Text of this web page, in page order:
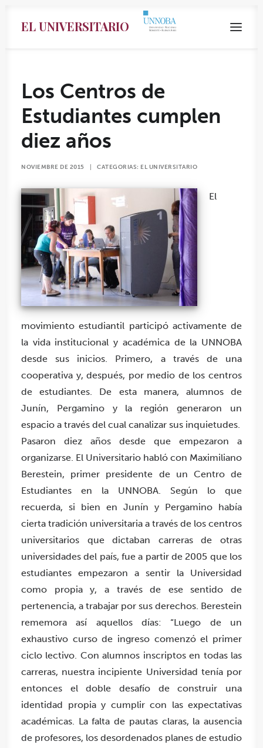
EL UNIVERSITARIO
Search
Los Centros de
Estudiantes cumplen
diez años
NOVIEMBRE DE 2015 CATEGORIAS: EL UNIVERSITARIO
El
movimiento estudiantil participó activamente de
la vida institucional y académica de la UNNOBA
desde sus inicios. Primero, a través de una
cooperativa y, después, por medio de los centros
de estudiantes. De esta manera, alumnos de
Junín, Pergamino y la región generaron un
espacio a través del cual canalizar sus inquietudes.
Pasaron diez años desde que empezaron a
organizarse. El Universitario habló con Maximiliano
Berestein, primer presidente de un Centro de
Estudiantes en la UNNOBA. Según lo que
recuerda, si bien en Junín y Pergamino había
cierta tradición universitaria a través de los centros
universitarios que dictaban carreras de otras
universidades del país, fue a partir de 2005 que los
estudiantes empezaron a sentir la Universidad
como propia y, a través de ese sentido de
pertenencia, a trabajar por sus derechos. Berestein
rememora así aquellos días: “Luego de un
exhaustivo curso de ingreso comenzó el primer
ciclo lectivo. Con alumnos inscriptos en todas las
carreras, nuestra incipiente Universidad tenía por
entonces el doble desafío de construir una
identidad propia y cumplir con las expectativas
académicas. La falta de pautas claras, la ausencia
de profesores, los desordenados planes de estudio